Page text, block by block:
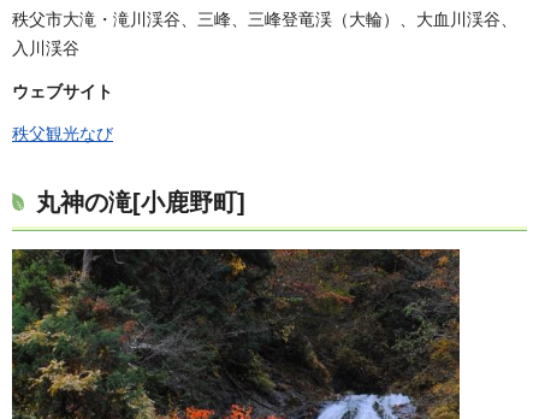
秩父市大滝・滝川渓谷、三峰、三峰登竜渓（大輪）、大血川渓谷、
入川渓谷
ウェブサイト
秩父観光なび
丸神の滝[小鹿野町]